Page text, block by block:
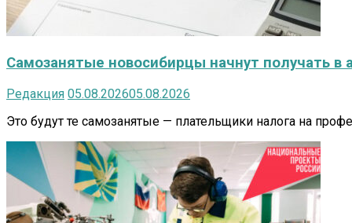
Самозанятые новосибирцы начнут получать
Редакция 05.08.202605.08.2026
Это будут те самозанятые — плательщики налога на